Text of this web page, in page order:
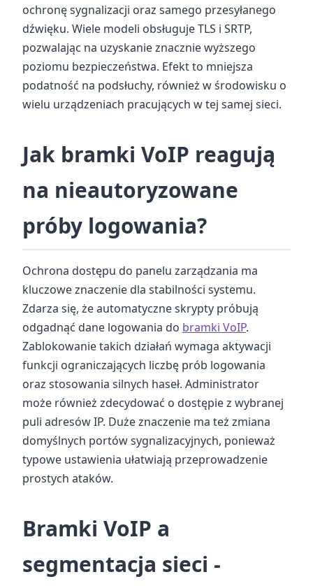
ochronę sygnalizacji oraz samego przesyłanego
dźwięku. Wiele modeli obsługuje TLS i SRTP,
pozwalając na uzyskanie znacznie wyższego
poziomu bezpieczeństwa. Efekt to mniejsza
podatność na podsłuchy, również w środowisku o
wielu urządzeniach pracujących w tej samej sieci.
Jak bramki VoIP reagują
na nieautoryzowane
próby logowania?
Ochrona dostępu do panelu zarządzania ma
kluczowe znaczenie dla stabilności systemu.
Zdarza się, że automatyczne skrypty próbują
odgadnąć dane logowania do bramki VoIP.
Zablokowanie takich działań wymaga aktywacji
funkcji ograniczających liczbę prób logowania
oraz stosowania silnych haseł. Administrator
może również zdecydować o dostępie z wybranej
puli adresów IP. Duże znaczenie ma też zmiana
domyślnych portów sygnalizacyjnych, ponieważ
typowe ustawienia ułatwiają przeprowadzenie
prostych ataków.
Bramki VoIP a
segmentacja sieci -